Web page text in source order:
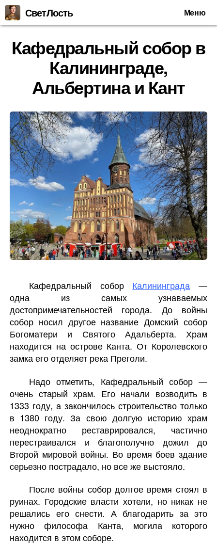
СветЛость Меню
Кафедральный собор в
Калининграде,
Альбертина и Кант
Кафедральный собор Калининграда —
одна из самых узнаваемых
достопримечательностей города. До войны
собор носил другое название Домский собор
Богоматери и Святого Адальберта. Храм
находится на острове Канта. От Королевского
замка его отделяет река Преголи.
Надо отметить, Кафедральный собор —
очень старый храм. Его начали возводить в
1333 году, а закончилось строительство только
в 1380 году. За свою долгую историю храм
неоднократно реставрировался, частично
перестраивался и благополучно дожил до
Второй мировой войны. Во время боев здание
серьезно пострадало, но все же выстояло.
После войны собор долгое время стоял в
руинах. Городские власти хотели, но никак не
решались его снести. А благодарить за это
нужно философа Канта, могила которого
находится в этом соборе.